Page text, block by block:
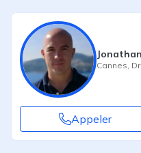
Cannes
Appeler